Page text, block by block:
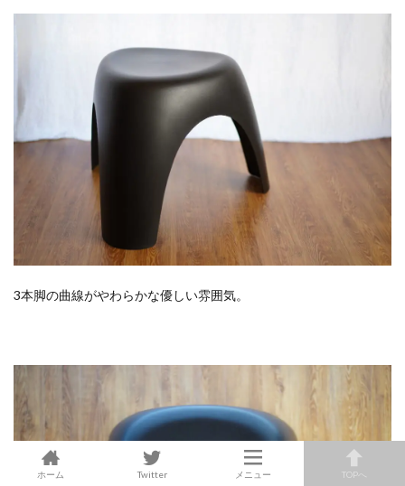
3本脚の曲線がやわらかな優しい雰囲気。
ホーム Twitter メニュー TOPへ